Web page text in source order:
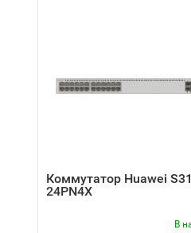
Коммутатор Huawei
24PN4X
В